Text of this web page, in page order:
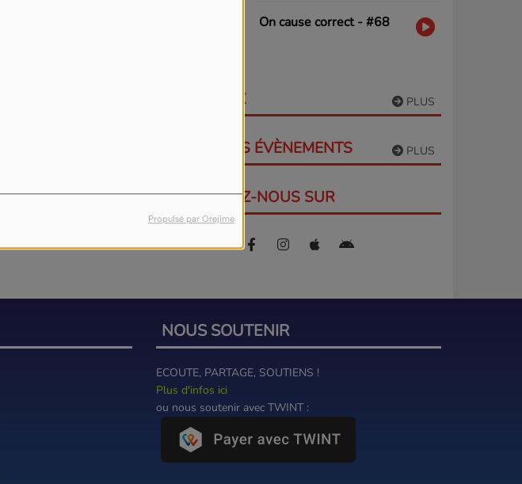
Propulsé par Orejime
On cause correct - #68
PLUS
PARTICIPEZ
PLUS
PROCHAINS ÉVÈNEMENTS
RETROUVEZ-NOUS SUR
NOUS SOUTENIR
ECOUTE, PARTAGE, SOUTIENS !
Plus d'infos ici
ou nous soutenir avec TWINT :